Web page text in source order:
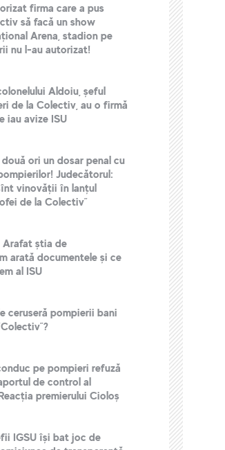
firma care a pus
să facă un show
Arena, stadion pe
nu l-au autorizat!
Aldoiu, șeful
de la Colectiv, au o firmă
iau avize ISU
ori un dosar penal cu
Judecătorul:
vinovății în lanțul
de la Colectiv”
știa de
arată documentele și ce
al ISU
ceruseră pompierii bani
pe pompieri refuză
de control al
premierului Cioloș
IGSU își bat joc de